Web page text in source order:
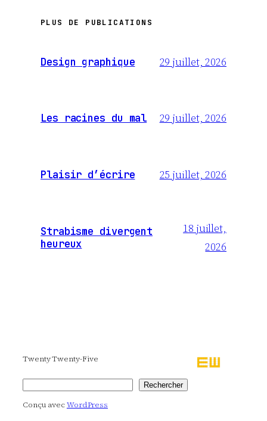
PLUS DE PUBLICATIONS
Design graphique 29 juillet, 2026
Les racines du mal 29 juillet, 2026
Plaisir d’écrire 25 juillet, 2026
Strabisme divergent
heureux
18 juillet,
2026
Twenty Twenty-Five
Rechercher
Conçu avecWordPress